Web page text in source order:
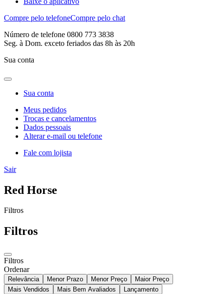
Compre pelo telefoneCompre pelo chat
Número de telefone 0800 773 3838
Seg. à Dom. exceto feriados das 8h às 20h
Sua conta
Sua conta
Meus pedidos
Trocas e cancelamentos
Dados pessoais
Alterar e-mail ou telefone
Fale com lojista
Sair
Red Horse
Filtros
Filtros
Filtros
Ordenar
Relevância Menor Prazo Menor Preço
Maior Preço
Mais Vendidos
Mais Bem Avaliados Lançamento